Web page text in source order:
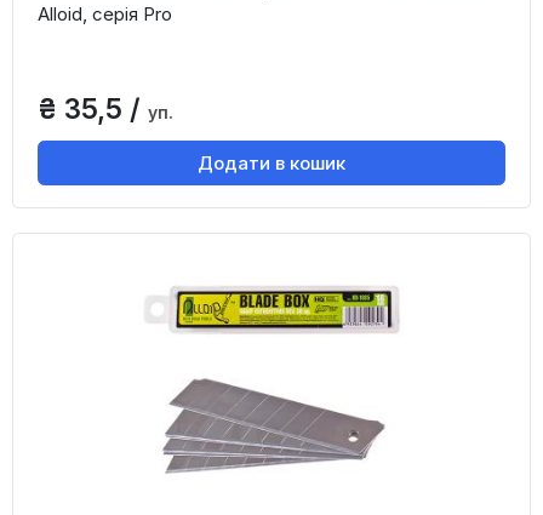
Alloid, серія Pro
₴ 35,5 / уп.
Додати в кошик